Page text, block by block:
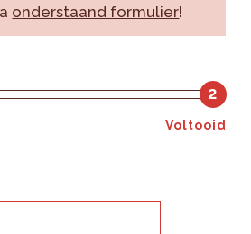
onderstaand formulier!
2
Voltooid